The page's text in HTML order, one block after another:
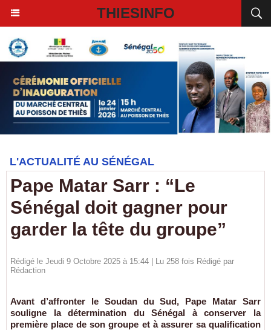
THIESINFO
L'ACTUALITÉ AU SÉNÉGAL
Pape Matar Sarr : “Le
Sénégal doit gagner pour
garder la tête du groupe”
Rédigé le Jeudi 9 Octobre 2025 à 15:44 | Lu 258 fois Rédigé par
Rédaction
Avant d’affronter le Soudan du Sud, Pape Matar Sarr
souligne la détermination du Sénégal à conserver la
première place de son groupe et à assurer sa qualification